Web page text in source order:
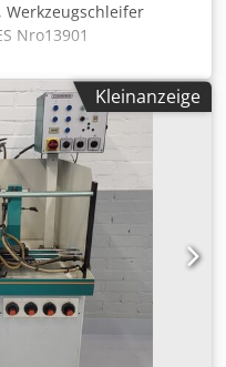
, Werkzeugschleifer
Nro13901
mit Zubehör Lager-
Tja
Kleinanzeige